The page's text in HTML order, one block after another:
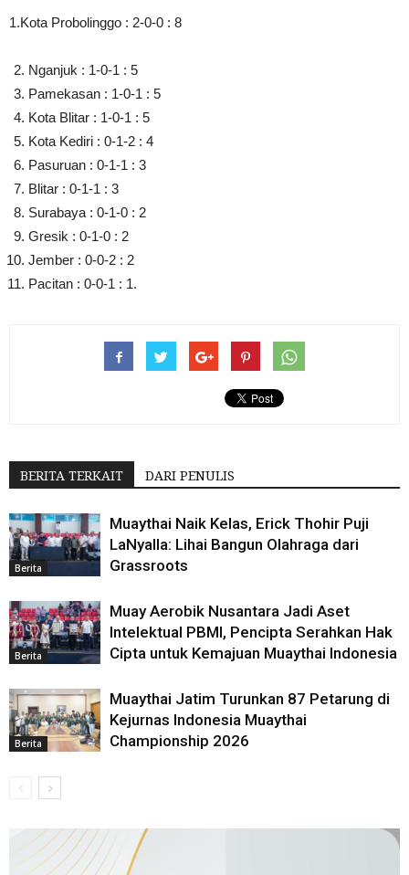
1.Kota Probolinggo : 2-0-0 : 8
Nganjuk : 1-0-1 : 5
Pamekasan : 1-0-1 : 5
Kota Blitar : 1-0-1 : 5
Kota Kediri : 0-1-2 : 4
Pasuruan : 0-1-1 : 3
Blitar : 0-1-1 : 3
Surabaya : 0-1-0 : 2
Gresik : 0-1-0 : 2
Jember : 0-0-2 : 2
Pacitan : 0-0-1 : 1.
BERITA TERKAIT DARI PENULIS
Berita
Muaythai Naik Kelas, Erick Thohir Puji
LaNyalla: Lihai Bangun Olahraga dari
Grassroots
Berita
Muay Aerobik Nusantara Jadi Aset
Intelektual PBMI, Pencipta Serahkan Hak
Cipta untuk Kemajuan Muaythai Indonesia
Berita
Muaythai Jatim Turunkan 87 Petarung di
Kejurnas Indonesia Muaythai
Championship 2026